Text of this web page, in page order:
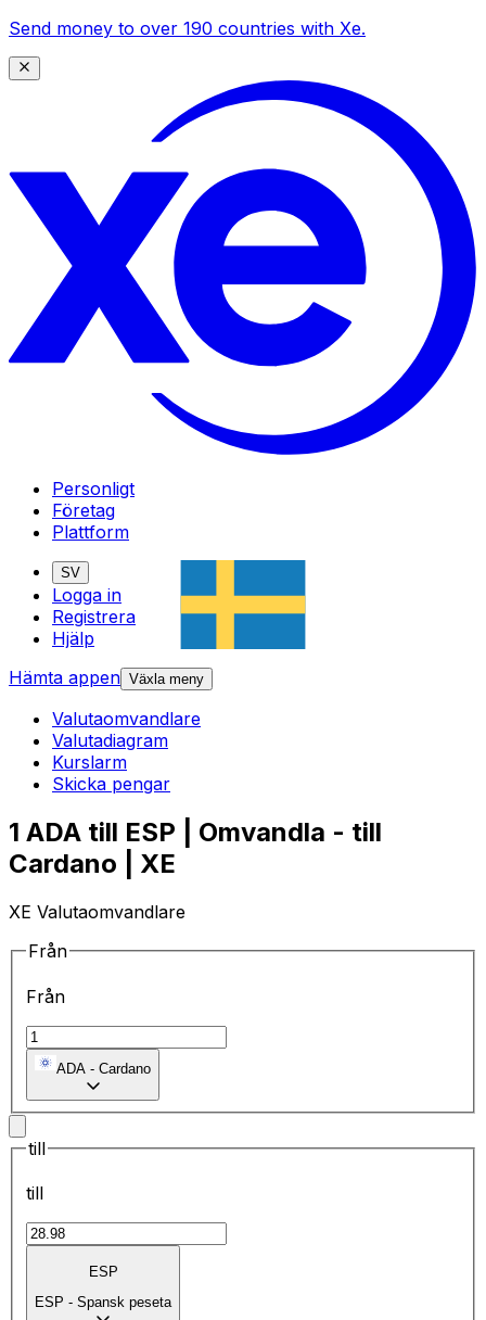
Send money to over 190 countries with Xe.
Personligt
Företag
Plattform
SV
Logga in
Registrera
Hjälp
Hämta appen Växla meny
Valutaomvandlare
Valutadiagram
Kurslarm
Skicka pengar
1 ADA till ESP | Omvandla - till
Cardano | XE
XE Valutaomvandlare
Från
Från
ADA - Cardano
till
till
ESP
ESP - Spansk peseta